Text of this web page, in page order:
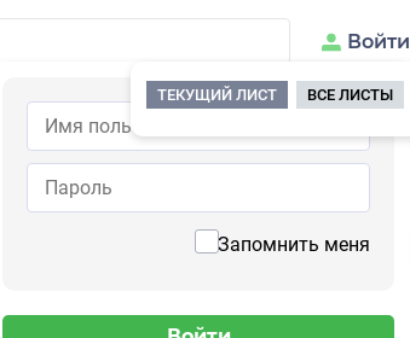
Войти
Запомнить меня
ТЕКУЩИЙ ЛИСТ
ВСЕ ЛИСТЫ